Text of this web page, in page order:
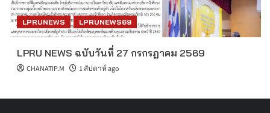
LPRUNEWS LPRUNEWS69
LPRU NEWS ฉบับวันที่ 27 กรกรฎาคม 2569
CHANATIP.M 1 สัปดาห์ ago